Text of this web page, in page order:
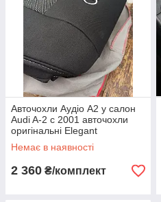
Авточохли Аудіо А2 у салон
Audi A-2 c 2001 авточохли
оригінальні Elegant
Немає в наявності
2 360 ₴/комплект